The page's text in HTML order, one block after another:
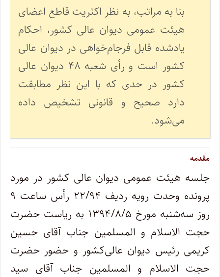
بنا به مراتب، به نظر اکثریت قاطع اعضای
هیئت عمومی دیوان عالی کشور، احکام
یادشده قابل فرجام‌خواهی در دیوان عالی
کشور است و رأی شعبه ۴۸ دیوان عالی
کشور در حدی که با این نظر مطابقت
دارد صحیح و قانونی تشخیص داده
می‌شود.
مقدمه
جلسه هیئت ‌عمومی دیوان عالی کشور در مورد
پرونده وحدت رویه ردیف ۲۲/۹۴ رأس ساعت ۹
روز سه‌شنبه مورخ ۱۳۹۴/۸/۵ به ‌ریاست حضرت
حجت‌ الاسلام‌ و المسلمین جناب آقای حسین
کریمی رئیس دیوان ‌‌عالی‌‌کشور و حضور حضرت
حجت ‌الاسلام‌ و المسلمین جناب آقای سید